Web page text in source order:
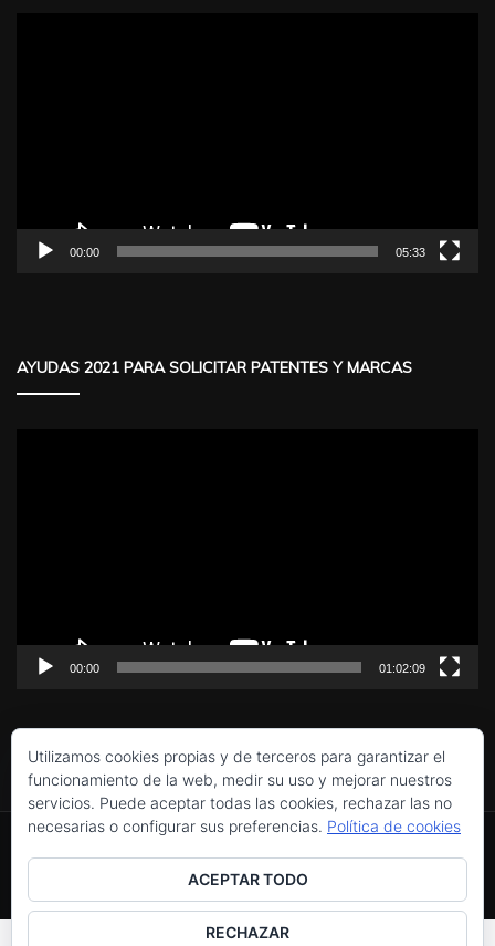
00:00 05:33
AYUDAS 2021 PARA SOLICITAR PATENTES Y MARCAS
00:00 01:02:09
, políticas deprivacidad
Privacidad y cookies: este sitio usa cookies. Si continúas
navegando por él, aceptas su uso.
Para obtener más información, incluido cómo gestionar las
Utilizamos cookies propias y de terceros para garantizar el
funcionamiento de la web, medir su uso y mejorar nuestros
servicios. Puede aceptar todas las cookies, rechazar las no
necesarias o configurar sus preferencias. Política de cookies
ACEPTAR TODO
RECHAZAR
Política de cookies
Utilizamos cookies propias y de terceros para
contenidos y publicidad de interés. Al continuar
con la navegación entendemos que se acepta